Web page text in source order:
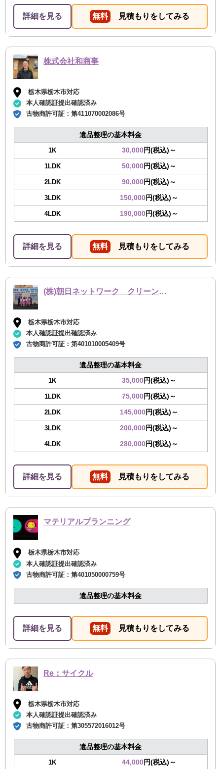
詳細を見る 無料 見積もりをしてみる
株式会社和商事
栃木県栃木市対応
本人確認証提出確認済み
古物商許可証：第411070002086号
遺品整理の基本料金
1K 30,000円(税込)～
1LDK 50,000円(税込)～
2LDK 90,000円(税込)～
3LDK 150,000円(税込)～
4LDK 190,000円(税込)～
詳細を見る 無料 見積もりをしてみる
(株)朝日ネットワーク クリーン事業部
栃木県栃木市対応
本人確認証提出確認済み
古物商許可証：第401010005409号
遺品整理の基本料金
1K 35,000円(税込)～
1LDK 75,000円(税込)～
2LDK 145,000円(税込)～
3LDK 200,000円(税込)～
4LDK 280,000円(税込)～
詳細を見る 無料 見積もりをしてみる
マテリアルプランニング
栃木県栃木市対応
本人確認証提出確認済み
古物商許可証：第401050000759号
遺品整理の基本料金
詳細を見る 無料 見積もりをしてみる
Re：サイクル
栃木県栃木市対応
本人確認証提出確認済み
古物商許可証：第305572016012号
遺品整理の基本料金
1K 44,000円(税込)～